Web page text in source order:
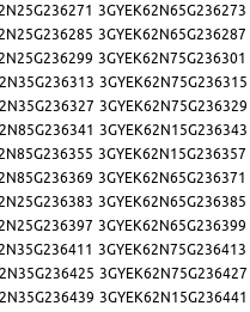
3GYEK62N65G236273
3GYEK62N65G236287
3GYEK62N75G236301
3GYEK62N75G236315
3GYEK62N75G236329
3GYEK62N15G236343
3GYEK62N15G236357
3GYEK62N65G236371
3GYEK62N65G236385
3GYEK62N65G236399
3GYEK62N75G236413
3GYEK62N75G236427
3GYEK62N15G236441